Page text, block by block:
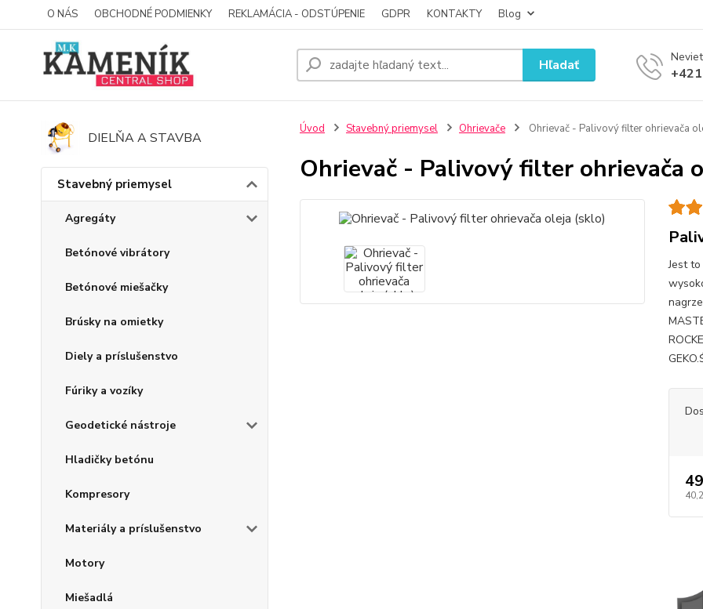
O NÁS OBCHODNÉ PODMIENKY REKLAMÁCIA - ODSTÚPENIE GDPR KONTAKTY Blog
Hľadať
DIELŇA A STAVBA
Stavebný priemysel
Agregáty
Betónové vibrátory
Betónové miešačky
Brúsky na omietky
Diely a príslušenstvo
Fúriky a vozíky
Geodetické nástroje
Hladičky betónu
Kompresory
Materiály a príslušenstvo
Motory
Miešadlá
Úvod Stavebný priemysel Ohrievače Ohrievač - Palivový filter ohrievača
Ohrievač - Palivový filter ohrievača
Jest